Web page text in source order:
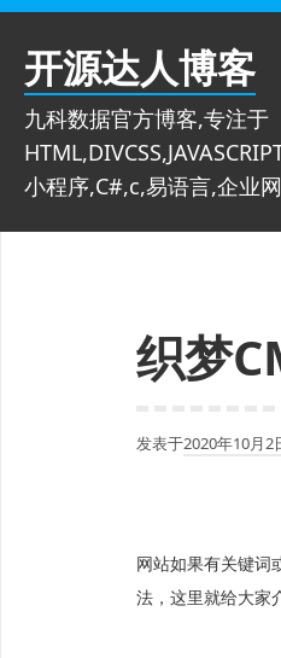
跳
开源达人博客
九科数据官方博客,专注于
小程序,C#,c,易语言,企业
织梦
发表于2020年10月2
网站如果有关键词
法，这里就给大家